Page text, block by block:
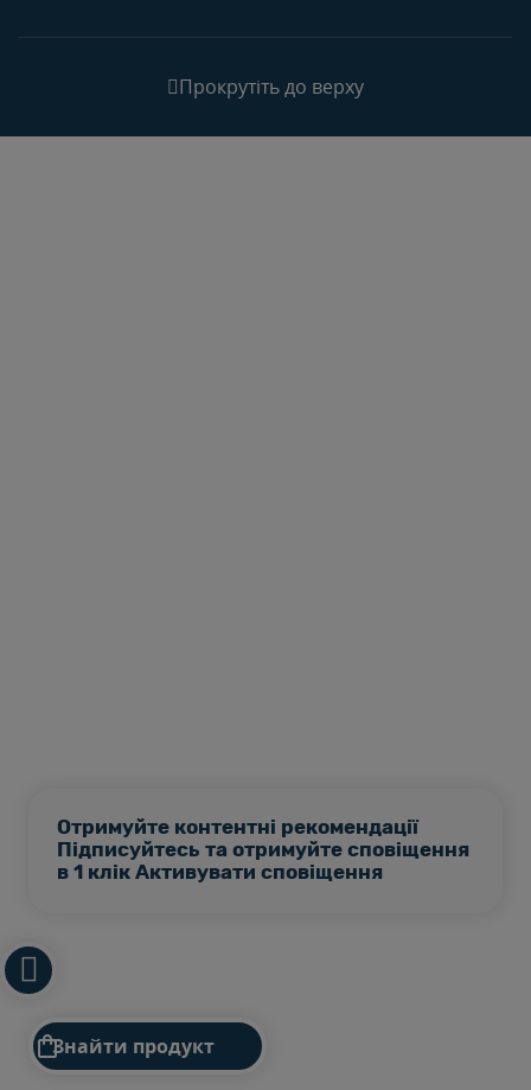
Знайти продукт
Отримуйте контентні рекомендації
Підписуйтесь та отримуйте сповіщення
в 1 клік Активувати сповіщення
Прокрутіть до верху